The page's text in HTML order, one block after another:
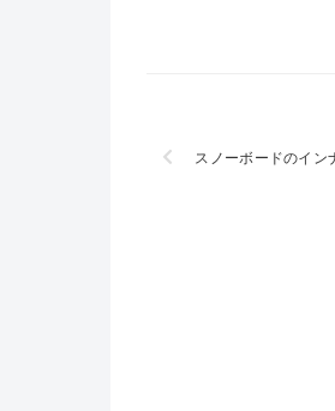
スノーボードのイ